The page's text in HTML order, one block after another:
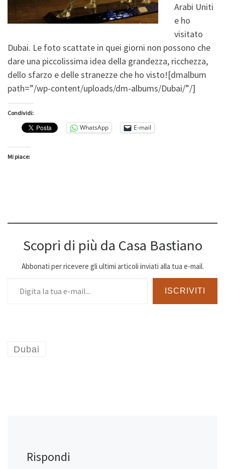
Arabi Uniti
e ho
visitato
Dubai. Le foto scattate in quei giorni non possono che
dare una piccolissima idea della grandezza, ricchezza,
dello sfarzo e delle stranezze che ho visto![dmalbum
path=”/wp-content/uploads/dm-albums/Dubai/”/]
Condividi:
WhatsApp E-mail
Mi piace:
Scopri di più da Casa Bastiano
Abbonati per ricevere gli ultimi articoli inviati alla tua e-mail.
ISCRIVITI
Dubai
Rispondi